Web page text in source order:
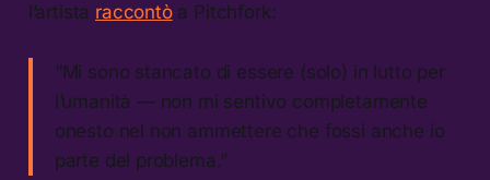
l’artista raccontòa Pitchfork:
“Mi sono stancato di essere (solo) in lutto per
l’umanità — non mi sentivo completamente
onesto nel non ammettere che fossi anche io
parte del problema.”